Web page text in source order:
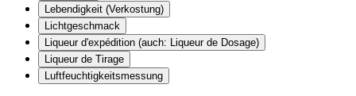
Lebendigkeit (Verkostung)
Lichtgeschmack
Liqueur d'expédition (auch: Liqueur de Dosage)
Liqueur de Tirage
Luftfeuchtigkeitsmessung